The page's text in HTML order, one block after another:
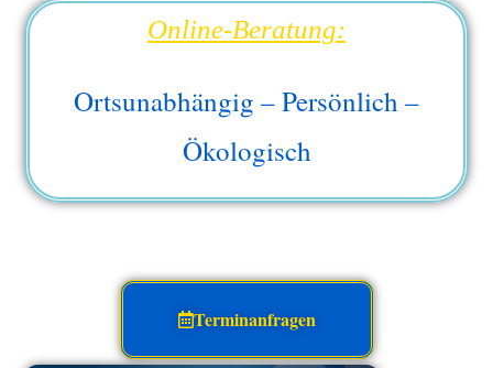
Online-Beratung:
Ortsunabhängig – Persönlich –
Ökologisch
Terminanfragen